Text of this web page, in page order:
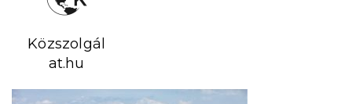
Közszolgál
at.hu